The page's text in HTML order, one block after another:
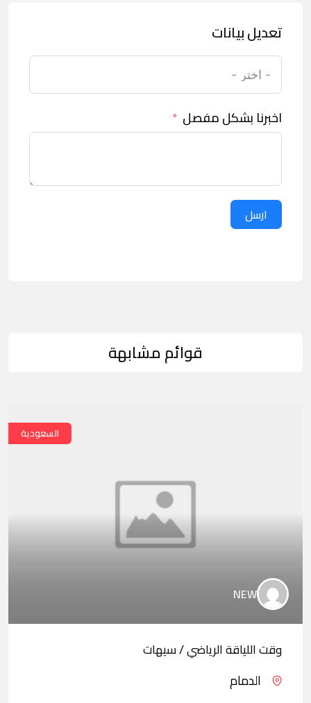
تعديل بيانات
اخبرنا بشكل مفصل
ارسل
قوائم مشابهة
السعودية
NEW
وقت اللياقة الرياضي / سيهات
الدمام